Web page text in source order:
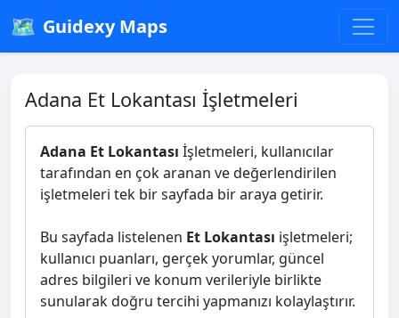
🗺️ Guidexy Maps
Adana Et Lokantası İşletmeleri
Adana Et Lokantası İşletmeleri, kullanıcılar
tarafından en çok aranan ve değerlendirilen
işletmeleri tek bir sayfada bir araya getirir.
Bu sayfada listelenen Et Lokantası işletmeleri;
kullanıcı puanları, gerçek yorumlar, güncel
adres bilgileri ve konum verileriyle birlikte
sunularak doğru tercihi yapmanızı kolaylaştırır.